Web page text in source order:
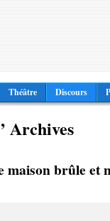
Théâtre Discours
Archives
maison brûle et